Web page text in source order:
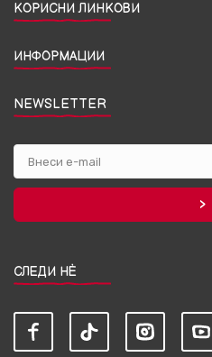
КОРИСНИ ЛИНКОВИ
ИНФОРМАЦИИ
NEWSLETTER
СЛЕДИ НЀ